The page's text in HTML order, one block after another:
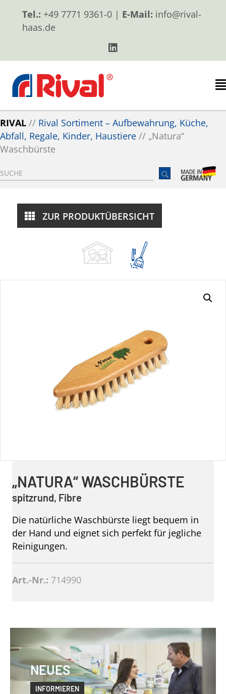
Tel.: +49 7771 9361-0 | E-Mail: info@rival-
haas.de
RIVAL // Rival Sortiment – Aufbewahrung, Küche,
Abfall, Regale, Kinder, Haustiere // „Natura“
Waschbürste
ZUR PRODUKTÜBERSICHT
„NATURA“ WASCHBÜRSTE
spitzrund, Fibre
Die natürliche Waschbürste liegt bequem in
der Hand und eignet sich perfekt für jegliche
Reinigungen.
Art.-Nr.: 714990
NEUES
INFORMIEREN